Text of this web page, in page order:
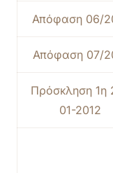
Απόφαση 06/
Απόφαση 07/
Πρόσκληση 1η
01-2012